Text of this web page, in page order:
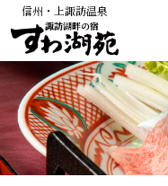
信州・上諏訪温泉
諏訪湖畔の宿